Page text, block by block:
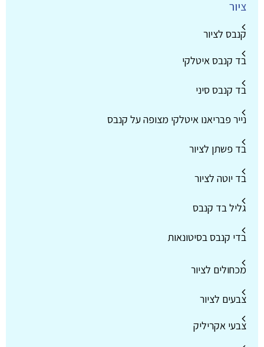
ציור
קנבס לציור
בד קנבס איטלקי
בד קנבס סיני
נייר פבריאנו איטלקי מצופה על קנבס
בד פשתן לציור
בד יוטה לציור
גליל בד קנבס
בדי קנבס בסיטונאות
מכחולים לציור
צבעים לציור
צבעי אקריליק